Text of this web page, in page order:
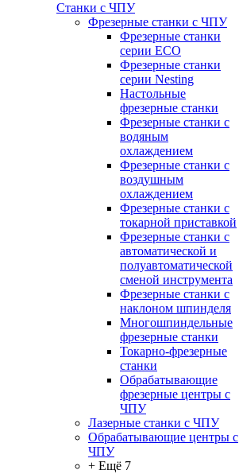
Станки с ЧПУ
Фрезерные станки с ЧПУ
Фрезерные станки
серии ECO
Фрезерные станки
серии Nesting
Настольные
фрезерные станки
Фрезерные станки с
водяным
охлаждением
Фрезерные станки с
воздушным
охлаждением
Фрезерные станки с
токарной приставкой
Фрезерные станки с
автоматической и
полуавтоматической
сменой инструмента
Фрезерные станки с
наклоном шпинделя
Многошпиндельные
фрезерные станки
Токарно-фрезерные
станки
Обрабатывающие
фрезерные центры с
ЧПУ
Лазерные станки с ЧПУ
Обрабатывающие центры с
ЧПУ
+ Ещё 7